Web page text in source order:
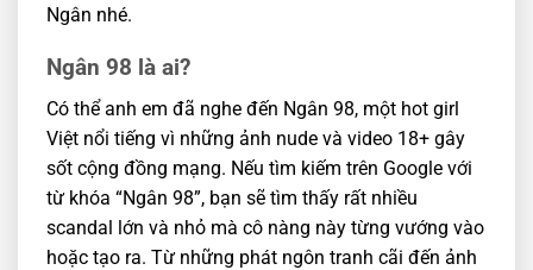
Ngân nhé.
Ngân 98 là ai?
Có thể anh em đã nghe đến Ngân 98, một hot girl
Việt nổi tiếng vì những ảnh nude và video 18+ gây
sốt cộng đồng mạng. Nếu tìm kiếm trên Google với
từ khóa “Ngân 98”, bạn sẽ tìm thấy rất nhiều
scandal lớn và nhỏ mà cô nàng này từng vướng vào
hoặc tạo ra. Từ những phát ngôn tranh cãi đến ảnh